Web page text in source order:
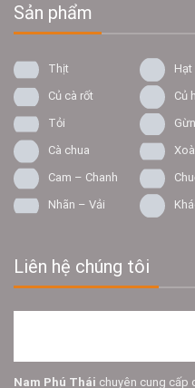
Sản phẩm
Thịt Hạt
Củ cà rốt
Củ
Tỏi
Cà chua
Cam – Chanh
Nhãn – Vải
Liên hệ chúng tôi
Nam Phú Thái chuyên cung cấp